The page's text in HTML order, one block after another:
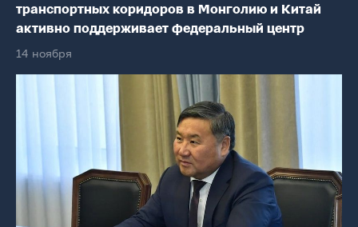
транспортных коридоров в Монголию и Китай
активно поддерживает федеральный центр
14 ноября